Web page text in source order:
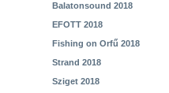
Balatonsound 2018
EFOTT 2018
Fishing on Orfű 2018
Strand 2018
Sziget 2018